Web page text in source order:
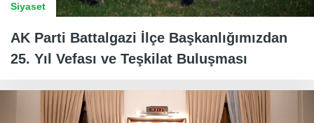
Siyaset
AK Parti Battalgazi İlçe Başkanlığımızdan
25. Yıl Vefası ve Teşkilat Buluşması